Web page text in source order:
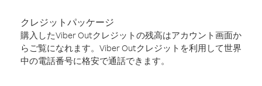
クレジットパッケージ
購入したViber Outクレジットの残高はアカウント画面か
らご覧になれます。Viber Outクレジットを利用して世界
中の電話番号に格安で通話できます。